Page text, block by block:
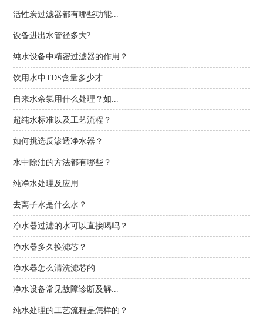
活性炭过滤器都有哪些功能...
设备进出水管径多大?
纯水设备中精密过滤器的作用？
饮用水中TDS含量多少才...
自来水余氯用什么处理？如...
超纯水标准以及工艺流程？
如何挑选反渗透净水器？
水中除油的方法都有哪些？
纯净水处理及应用
去离子水是什么水？
净水器过滤的水可以直接喝吗？
净水器多久换滤芯？
净水器怎么清洗滤芯的
净水设备常见故障诊断及解...
纯水处理的工艺流程是怎样的？